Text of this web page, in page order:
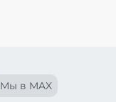
Мы в MAX